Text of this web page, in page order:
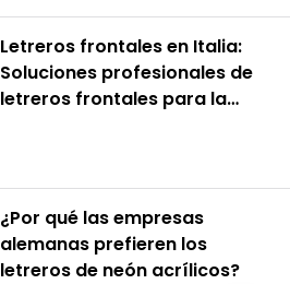
Letreros frontales en Italia:
Soluciones profesionales de
letreros frontales para la
¿Por qué las empresas
alemanas prefieren los
letreros de neón acrílicos?